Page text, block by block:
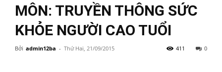
MÔN: TRUYỀN THÔNG SỨC
KHỎE NGƯỜI CAO TUỔI
Bởi admin12ba - Thứ Hai, 21/09/2015 0
411